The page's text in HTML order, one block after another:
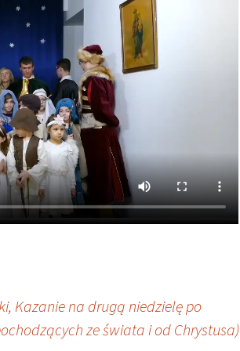
Kazanie na drugą niedzielę po
ze świata i od Chrystusa)